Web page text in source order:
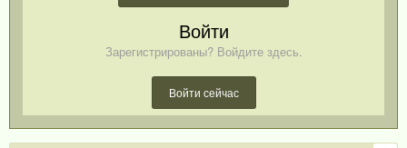
Войти
Зарегистрированы? Войдите здесь.
Войти сейчас